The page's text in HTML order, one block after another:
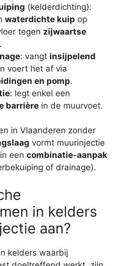
(kelderdichting):
waterdichte kuip op
tegen zijwaartse
: vangt insijpelend
voert het af via
en pomp.
: legt enkel een
barrièrein de muurvoet.
in Vlaanderen zonder
vormt muurinjectie
een combinatie-aanpak
of drainage).
in kelders
aan?
kelders waarbij